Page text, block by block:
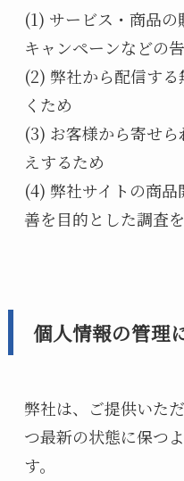
(1) サービス・商品の
キャンペーンなどの
(2) 弊社から配信す
くため
(3) お客様から寄せ
えするため
(4) 弊社サイトの商
善を目的とした調査
個人情報の管理
弊社は、ご提供いた
つ最新の状態に保つ
す。